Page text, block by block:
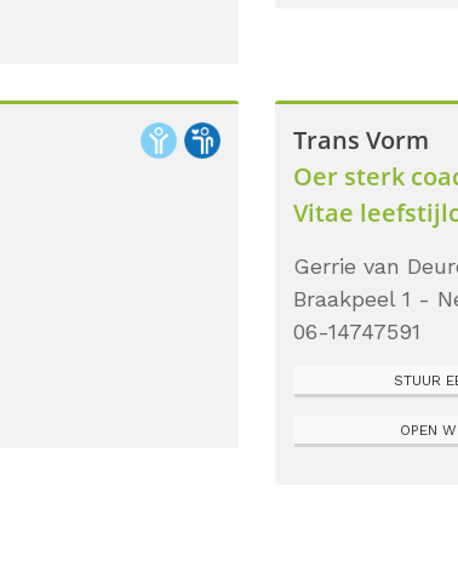
Trans Vorm
Oer sterk
Vitae
Gerrie van
Braakpeel 1 -
06-14747591
STUUR
OPEN